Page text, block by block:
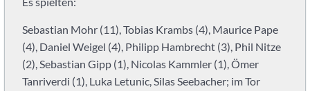
Sebastian Mohr (11), Tobias Krambs (4), Maurice Pape
(4), Daniel Weigel (4), Philipp Hambrecht (3), Phil Nitze
(2), Sebastian Gipp (1), Nicolas Kammler (1), Ömer
Tanriverdi (1), Luka Letunic, Silas Seebacher; im Tor